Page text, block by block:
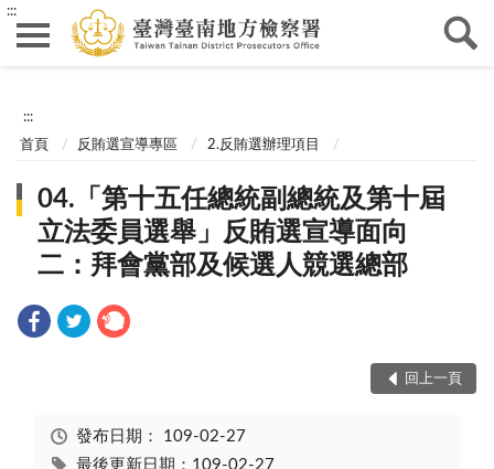
:::
:::
首頁 反賄選宣導專區 2.反賄選辦理項目
04.「第十五任總統副總統及第十屆
立法委員選舉」反賄選宣導面向
二：拜會黨部及候選人競選總部
回上一頁
發布日期： 109-02-27
最後更新日期：109-02-27